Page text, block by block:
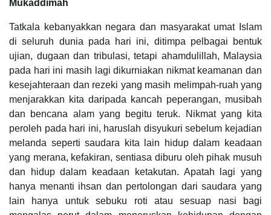
Mukaddimah
Tatkala kebanyakkan negara dan masyarakat umat Islam
di seluruh dunia pada hari ini, ditimpa pelbagai bentuk
ujian, dugaan dan tribulasi, tetapi ahamdulillah, Malaysia
pada hari ini masih lagi dikurniakan nikmat keamanan dan
kesejahteraan dan rezeki yang masih melimpah-ruah yang
menjarakkan kita daripada kancah peperangan, musibah
dan bencana alam yang begitu teruk. Nikmat yang kita
peroleh pada hari ini, haruslah disyukuri sebelum kejadian
melanda seperti saudara kita lain hidup dalam keadaan
yang merana, kefakiran, sentiasa diburu oleh pihak musuh
dan hidup dalam keadaan ketakutan. Apatah lagi yang
hanya menanti ihsan dan pertolongan dari saudara yang
lain hanya untuk sebuku roti atau sesuap nasi bagi